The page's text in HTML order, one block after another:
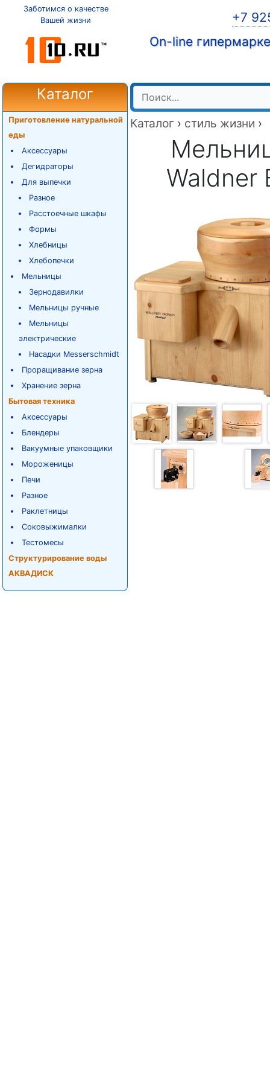
Заботимся о качестве
Вашей жизни
+7
On-line
Каталог
Приготовление натуральной
еды
Аксессуары
Дегидраторы
Для выпечки
Разное
Расстоечные шкафы
Формы
Хлебницы
Хлебопечки
Мельницы
Зернодавилки
Мельницы ручные
Мельницы
электрические
Насадки Messerschmidt
Проращивание зерна
Хранение зерна
Бытовая техника
Аксессуары
Блендеры
Вакуумные упаковщики
Мороженицы
Печи
Разное
Раклетницы
Соковыжималки
Тестомесы
Структурирование воды
АКВАДИСК
Каталог › стиль жизни ›
Waldner